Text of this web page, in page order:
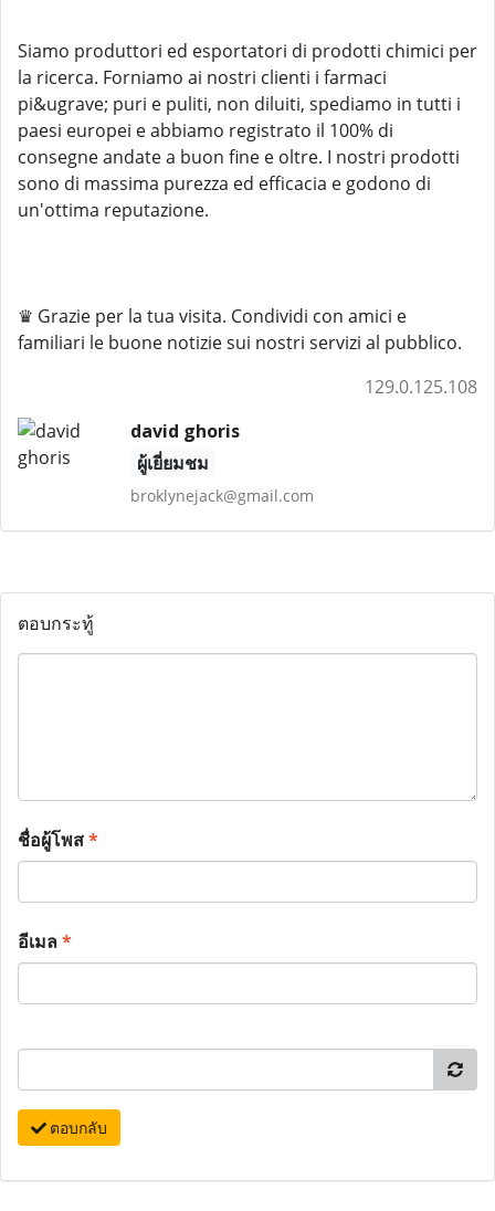
Siamo produttori ed esportatori di prodotti chimici per
la ricerca. Forniamo ai nostri clienti i farmaci
pi&ugrave; puri e puliti, non diluiti, spediamo in tutti i
paesi europei e abbiamo registrato il 100% di
consegne andate a buon fine e oltre. I nostri prodotti
sono di massima purezza ed efficacia e godono di
un'ottima reputazione.
♛ Grazie per la tua visita. Condividi con amici e
familiari le buone notizie sui nostri servizi al pubblico.
129.0.125.108
david ghoris
ผู้เยี่ยมชม
broklynejack@gmail.com
ตอบกระทู้
ชื่อผู้โพส*
อีเมล*
ตอบกลับ